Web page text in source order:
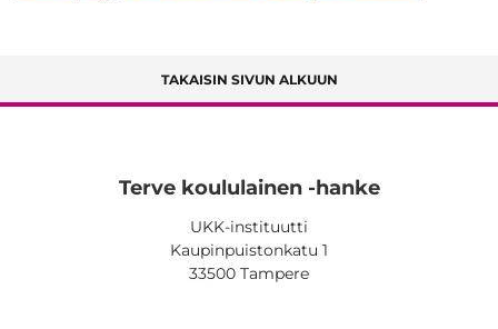
TAKAISIN SIVUN ALKUUN
Terve koululainen -hanke
UKK-instituutti
Kaupinpuistonkatu 1
33500 Tampere